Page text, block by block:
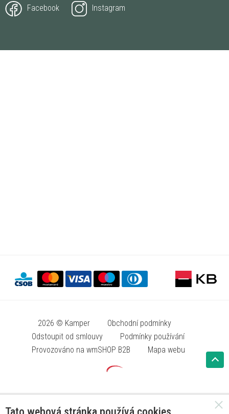
Facebook Instagram
2026 © Kamper
Obchodní podmínky
Odstoupit od smlouvy
Podmínky používání
Provozováno na wmSHOP B2B
Mapa webu